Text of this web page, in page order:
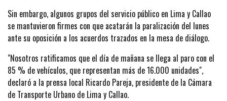
Sin embargo, algunos grupos del servicio público en Lima y Callao
se mantuvieron firmes con que acatarán la paralización del lunes
ante su oposición a los acuerdos trazados en la mesa de diálogo.
"Nosotros ratificamos que el día de mañana se llega al paro con el
85 % de vehículos, que representan más de 16.000 unidades",
declaró a la prensa local Ricardo Pareja, presidente de la Cámara
de Transporte Urbano de Lima y Callao.